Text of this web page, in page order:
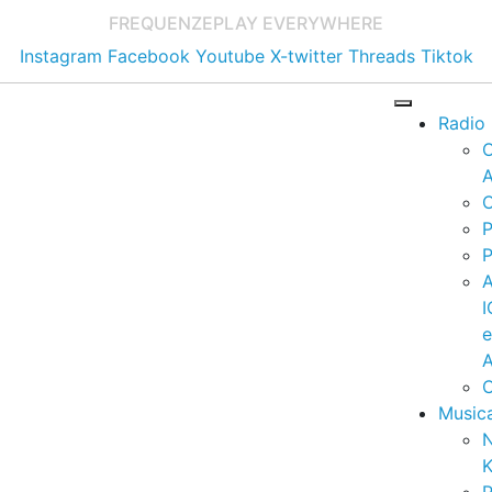
FREQUENZEPLAY EVERYWHERE
Instagram Facebook Youtube X-twitter Threads Tiktok
Radio
e